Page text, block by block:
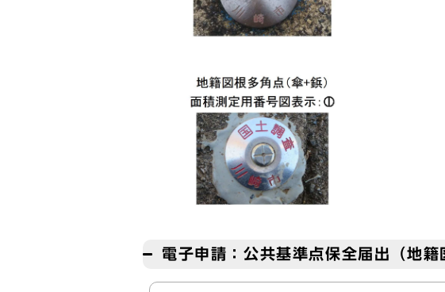
電子申請：公共基準点保全届出（地籍